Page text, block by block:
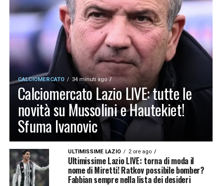
CALCIOMERCATO 34 minuti ago
Calciomercato Lazio LIVE: tutte le
novità su Mussolini e Hautekiet!
Sfuma Ivanovic
ULTIMISSIME LAZIO 2 ore ago
Ultimissime Lazio LIVE: torna di moda il
nome di Miretti! Ratkov possibile bomber?
Fabbian sempre nella lista dei desideri